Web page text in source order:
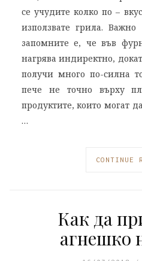
се учудите колко по –
използвате грила.
запомните е, че във
нагрява индиректно,
получи много по-силна
пече не точно върху
продуктите, които могат
…
CONTINUE
Как да
агнешко